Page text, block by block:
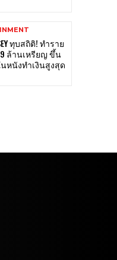
ทุบสถิติ! ทำราย
ล้านเหรียญ ขึ้น
หนังทำเงินสูงสุด